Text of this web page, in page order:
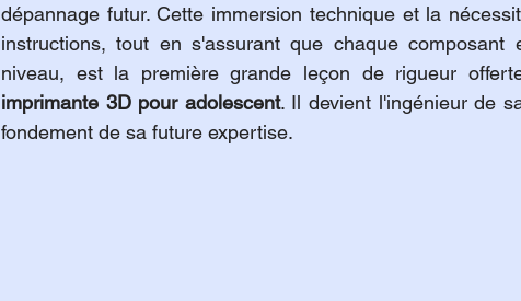
dépannage futur. Cette immersion technique et la
instructions, tout en s'assurant que chaque composant
niveau, est la première grande leçon de rigueur
imprimante 3D pour adolescent. Il devient l'ingénieur de
fondement de sa future expertise.